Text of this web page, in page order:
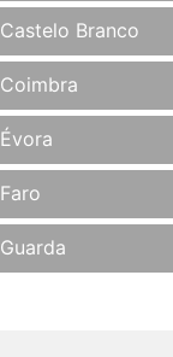
Castelo Branco
Coimbra
Évora
Faro
Guarda